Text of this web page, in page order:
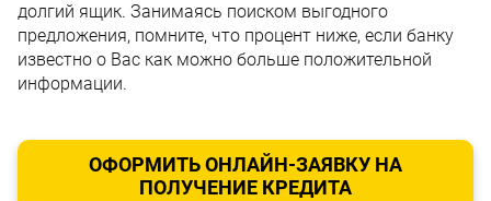
долгий ящик. Занимаясь поиском выгодного
предложения, помните, что процент ниже, если банку
известно о Вас как можно больше положительной
информации.
ОФОРМИТЬ ОНЛАЙН-ЗАЯВКУ НА
ПОЛУЧЕНИЕ КРЕДИТА